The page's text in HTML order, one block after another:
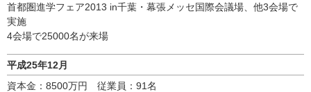
首都圏進学フェア2013 in千葉・幕張メッセ国際会議場、他3会場で
実施
4会場で25000名が来場
平成25年12月
資本金：8500万円 従業員：91名